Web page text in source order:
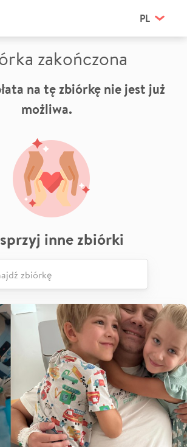
PL
zakończona
na tę zbiórkę nie jest już
możliwa.
inne zbiórki